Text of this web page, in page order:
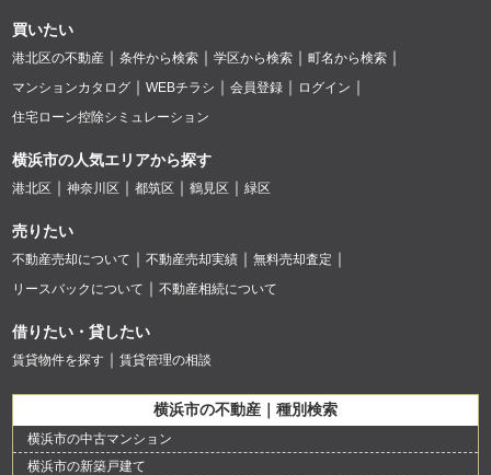
買いたい
港北区の不動産 条件から検索 学区から検索
町名から検索
マンションカタログ
WEBチラシ 会員登録
ログイン
住宅ローン控除シミュレーション
横浜市の人気エリアから探す
港北区 神奈川区 都筑区 鶴見区 緑区
売りたい
不動産売却について 不動産売却実績
無料売却査定
リースバックについて
不動産相続について
借りたい・貸したい
賃貸物件を探す 賃貸管理の相談
横浜市の不動産｜種別検索
横浜市の中古マンション
横浜市の新築戸建て